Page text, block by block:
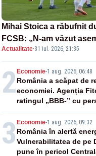
Mihai Stoica a răbufnit
FCSB: „N-am văzut
în 190 de meciuri
Actualitate·31 iul. 2026, 21:35
2 Economie-1 aug. 2026, 06:48
România a scăpat de
economiei. Agenția
ratingul „BBB-” cu
negativă
3 Economie-1 aug. 2026, 09:32
România în alertă
Vulnerabilitatea de pe
pune în pericol